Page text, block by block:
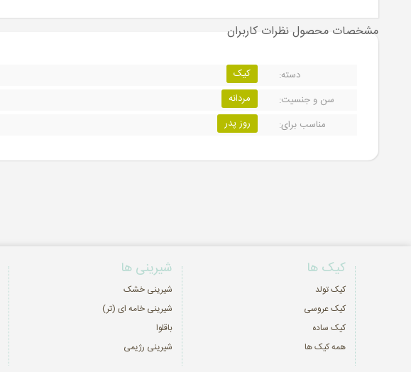
مشخصات محصول نظرات کاربران
دسته:
کیک
سن و جنسیت:
مردانه
مناسب برای:
روز پدر
کیک ها
کیک تولد
کیک عروسی
کیک ساده
همه کیک ها
شیرینی ها
شیرینی خشک
شیرینی خامه ای (تر)
باقلوا
شیرینی رژیمی